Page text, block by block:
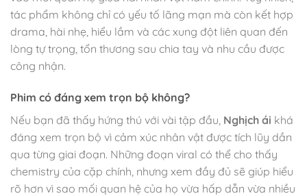
tác phẩm không chỉ có yếu tố lãng mạn mà còn kết hợp
drama, hài nhẹ, hiểu lầm và các xung đột liên quan đến
lòng tự trọng, tổn thương sau chia tay và nhu cầu được
công nhận.
Phim có đáng xem trọn bộ không?
Nếu bạn đã thấy hứng thú với vài tập đầu, Nghịch ái khá
đáng xem trọn bộ vì cảm xúc nhân vật được tích lũy dần
qua từng giai đoạn. Những đoạn viral có thể cho thấy
chemistry của cặp chính, nhưng xem đầy đủ sẽ giúp hiểu
rõ hơn vì sao mối quan hệ của họ vừa hấp dẫn vừa nhiều